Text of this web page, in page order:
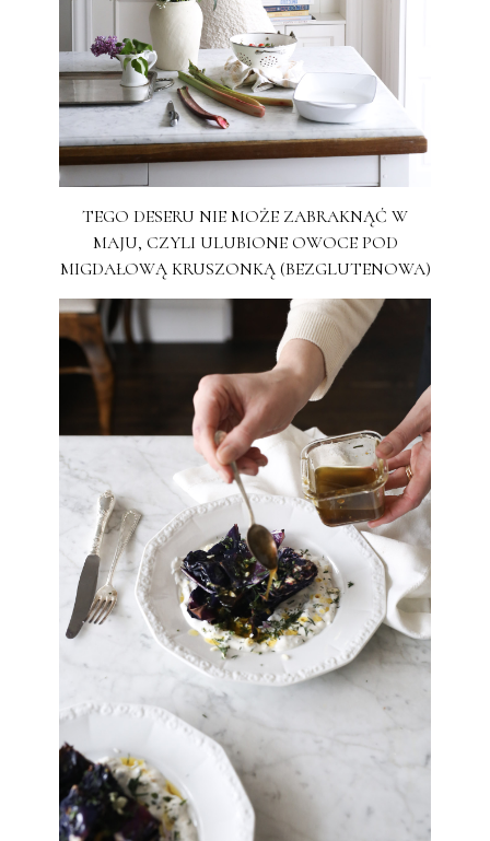
TEGO DESERU NIE MOŻE ZABRAKNĄĆ W
MAJU, CZYLI ULUBIONE OWOCE POD
MIGDAŁOWĄ KRUSZONKĄ (BEZGLUTENOWA)